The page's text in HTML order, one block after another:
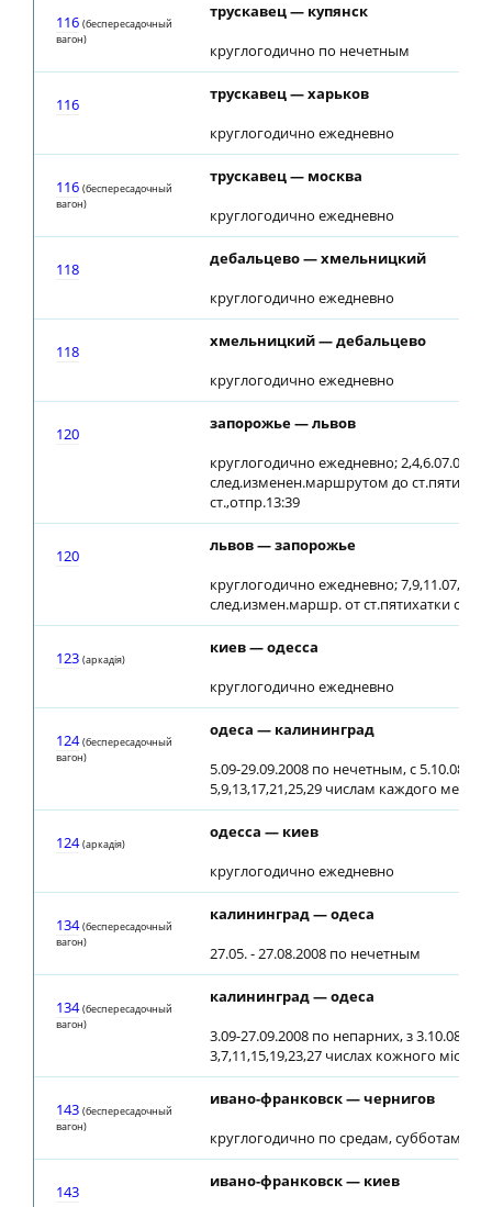
116 (беспересадочный
вагон)
трускавец — купянск
круглогодично по нечетным
116
трускавец — харьков
круглогодично ежедневно
116 (беспересадочный
вагон)
трускавец — москва
круглогодично ежедневно
118
дебальцево — хмельницкий
круглогодично ежедневно
118
хмельницкий — дебальцево
круглогодично ежедневно
120
запорожье — львов
круглогодично ежедневно; 2,4,6.07.08
след.изменен.маршрутом до
ст.,отпр.13:39
120
львов — запорожье
круглогодично ежедневно; 7,9,11.07,
след.измен.маршр. от ст.пятихатки
123 (аркадiя)
киев — одесса
круглогодично ежедневно
124 (беспересадочный
вагон)
одеса — калининград
5.09-29.09.2008 по нечетным, с 5.10.08 по
5,9,13,17,21,25,29 числам каждого месяца
124 (аркадiя)
одесса — киев
круглогодично ежедневно
134 (беспересадочный
вагон)
калининград — одеса
27.05. - 27.08.2008 по нечетным
134 (беспересадочный
вагон)
калининград — одеса
3.09-27.09.2008 по непарних, з 3.10.08 по
3,7,11,15,19,23,27 числах кожного місяця
143 (беспересадочный
вагон)
ивано-франковск — чернигов
круглогодично по средам, субботам,
143
ивано-франковск — киев